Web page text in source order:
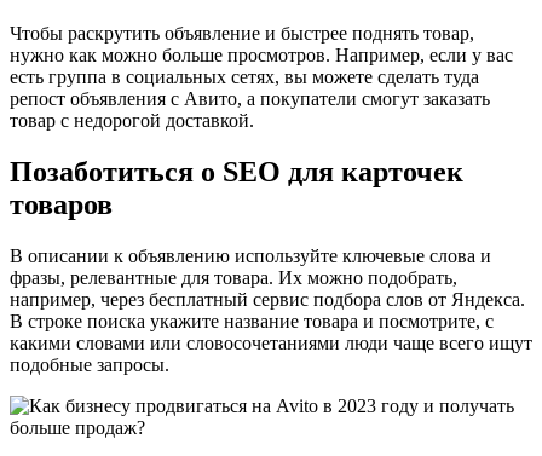
Чтобы раскрутить объявление и быстрее поднять товар,
нужно как можно больше просмотров. Например, если у вас
есть группа в социальных сетях, вы можете сделать туда
репост объявления с Авито, а покупатели смогут заказать
товар с недорогой доставкой.
Позаботиться о SEO для карточек
товаров
В описании к объявлению используйте ключевые слова и
фразы, релевантные для товара. Их можно подобрать,
например, через бесплатный сервис подбора слов от Яндекса.
В строке поиска укажите название товара и посмотрите, с
какими словами или словосочетаниями люди чаще всего ищут
подобные запросы.